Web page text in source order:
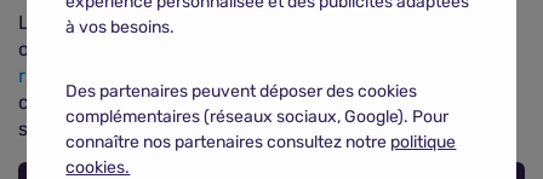
Le tableau suivant synthétise les fourchettes tarifaires
observées pour les formules
risques
couverture la mieux adaptée à vos trajets urbains,
sorties week-end ou déplacements longue distance.
à vos besoins.
Des partenaires peuvent déposer des cookies
complémentaires (réseaux sociaux, Google). Pour
connaître nos partenaires consultez notre politique
cookies.